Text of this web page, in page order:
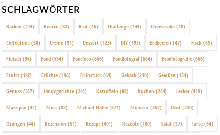
SCHLAGWÖRTER
Backen (204) Beeren (82) Brot (45) Challenge (140) Cheesecake (48)
Coffeetime (58) Creme (91) Dessert (123) DIY (193) Erdbeeren (47) Fisch (65)
Fleisch (96) Food (654) Foodfoto (666) Foodfotograf(664) Foodfotografie (666)
Fruits (187) Früchte (196) Frühstück (64) Gebäck (210) Gemüse (134)
Genuss (357) Hauptgerichte (244) Kartoffeln (88) Kuchen (244) Lecker (419)
Marzipan (42) Meat (88) Michael Nölke (671) Münster (352) Obst (220)
Orangen (44) Rezension (51) Rezept (491) Rezepte (100) Salat (57) Tarte (64)